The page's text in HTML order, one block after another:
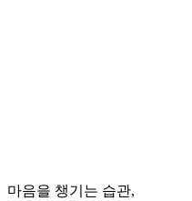
마음을 챙기는 습관,